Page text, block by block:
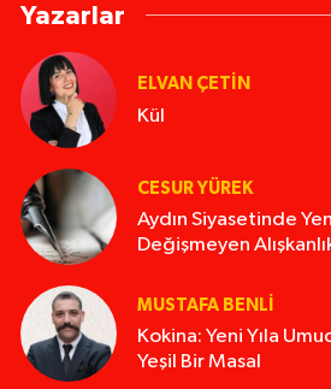
Yazarlar
ELVAN ÇETIN
Kül
CESUR YÜREK
Aydın Siyasetinde
Değişmeyen
MUSTAFA BENLI
Kokina: Yeni Yıla
Yeşil Bir Masal